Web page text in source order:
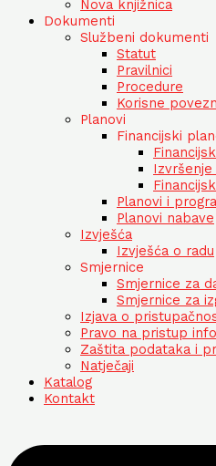
Nova knjižnica
Dokumenti
Službeni dokumenti
Statut
Pravilnici
Procedure
Korisne
Planovi
Financijski
Planovi i
Planovi nabave
Izvješća
Izvješća o radu
Smjernice
Smjernice za
Smjernice za
Izjava o
Pravo na pristup
Zaštita podataka i
Natječaji
Katalog
Kontakt